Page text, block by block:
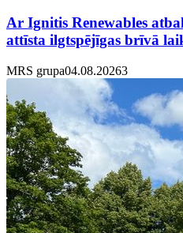
Ar Ignitis Renewables
attīsta ilgtspējīgas brīvā
MRS grupa04.08.20263